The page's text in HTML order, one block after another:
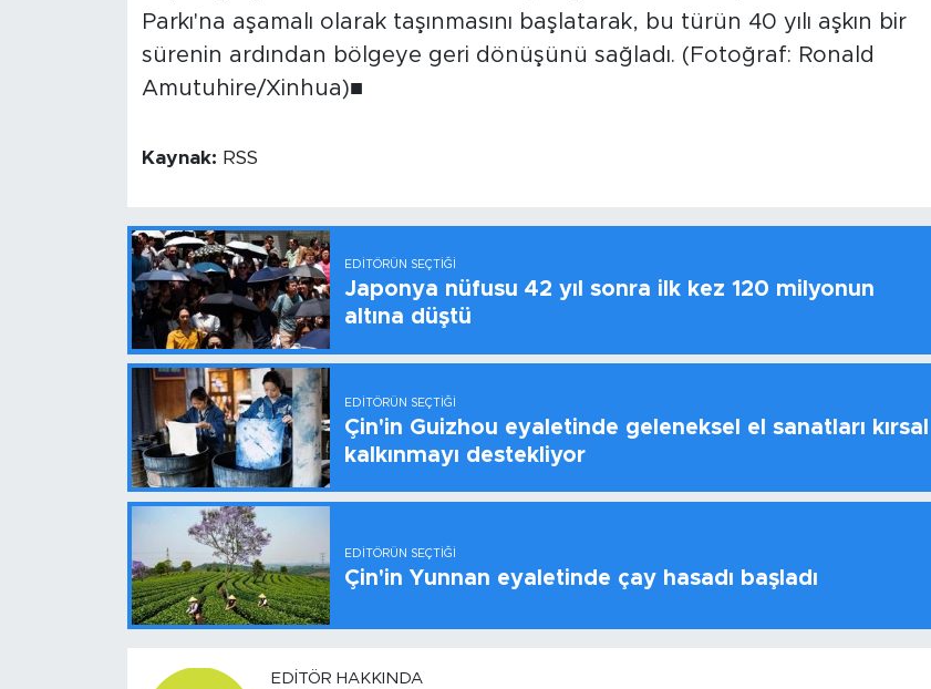
Parkı'na aşamalı olarak taşınmasını başlatarak, bu türün 40 yılı aşkın bir
sürenin ardından bölgeye geri dönüşünü sağladı. (Fotoğraf: Ronald
Amutuhire/Xinhua)■
Kaynak: RSS
EDITÖRÜN SEÇTIĞI
Japonya nüfusu 42 yıl sonra ilk kez 120 milyonun
altına düştü
EDITÖRÜN SEÇTIĞI
Çin'in Guizhou eyaletinde geleneksel el sanatları kırsal
kalkınmayı destekliyor
EDITÖRÜN SEÇTIĞI
Çin'in Yunnan eyaletinde çay hasadı başladı
EDITÖR HAKKINDA